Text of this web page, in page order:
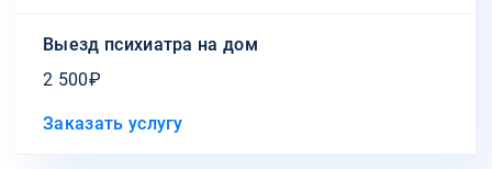
Выезд психиатра на дом
2 500₽
Заказать услугу